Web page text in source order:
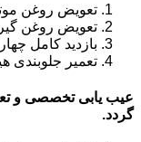
تعویض روغن
تعویض روغن
بازدید کامل
تعمیر جلوبندی
عیب یابی تخصصی و
گردد.